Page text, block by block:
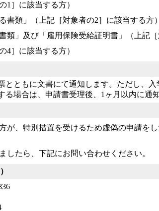
1］に該当する方）
書類」（上記［対象者の2］に該当する方）
類」及び「雇用保険受給証明書」（上記
4］に該当する方）
とともに文書にて通知します。ただし、
場合は、申請書受理後、1ヶ月以内に通知
が、特別措置を受けるため虚偽の申請を
したら、下記にお問い合わせください。